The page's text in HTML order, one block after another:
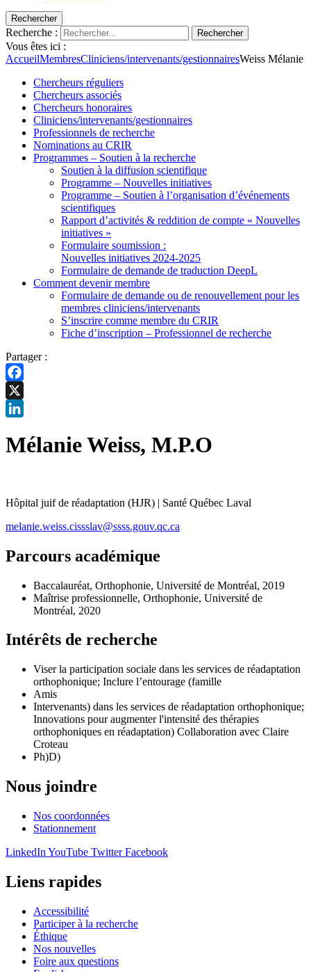
Rechercher
Recherche : Rechercher
Vous êtes ici :
AccueilMembresCliniciens/intervenants/gestionnairesWeiss Mélanie
Chercheurs réguliers
Chercheurs associés
Chercheurs honoraires
Cliniciens/intervenants/gestionnaires
Professionnels de recherche
Nominations au CRIR
Programmes – Soutien à la recherche
Soutien à la diffusion scientifique
Programme – Nouvelles initiatives
Programme – Soutien à l’organisation d’événements
scientifiques
Rapport d’activités & reddition de compte « Nouvelles
initiatives »
Formulaire soumission :
Nouvelles initiatives 2024-2025
Formulaire de demande de traduction DeepL
Comment devenir membre
Formulaire de demande ou de renouvellement pour les
membres cliniciens/intervenants
S’inscrire comme membre du CRIR
Fiche d’inscription – Professionnel de recherche
Partager :
Facebook
X
Mélanie Weiss, M.P.O
Hôpital juif de réadaptation (HJR) | Santé Québec Laval
melanie.weiss.cissslav@ssss.gouv.qc.ca
Parcours académique
Baccalauréat, Orthophonie, Université de Montréal, 2019
Maîtrise professionnelle, Orthophonie, Université de
Montréal, 2020
Intérêts de recherche
Viser la participation sociale dans les services de réadaptation
orthophonique; Inclure l’entourage (famille
Amis
Intervenants) dans les services de réadaptation orthophonique;
Innovations pour augmenter l'intensité des thérapies
orthophoniques en réadaptation) Collaboration avec Claire
Croteau
Ph)D)
Nous joindre
Nos coordonnées
Stationnement
LinkedIn YouTube Twitter Facebook
Liens rapides
Accessibilité
Participer à la recherche
Éthique
Nos nouvelles
Foire aux questions